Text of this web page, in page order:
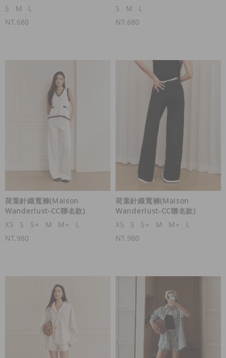
S
M
L
NT.680
S
M
L
NT.680
荷葉針織寬褲(Maison
Wanderlust-CC聯名款)
XS
S S+ M M+
L
NT.980
荷葉針織寬褲(Maison
Wanderlust-CC聯名款)
XS
S S+ M M+
L
NT.980